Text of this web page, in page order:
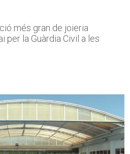
més gran de joieria
per la Guàrdia Civil a les